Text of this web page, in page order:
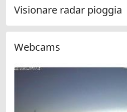
Visionare radar pioggia
Webcams